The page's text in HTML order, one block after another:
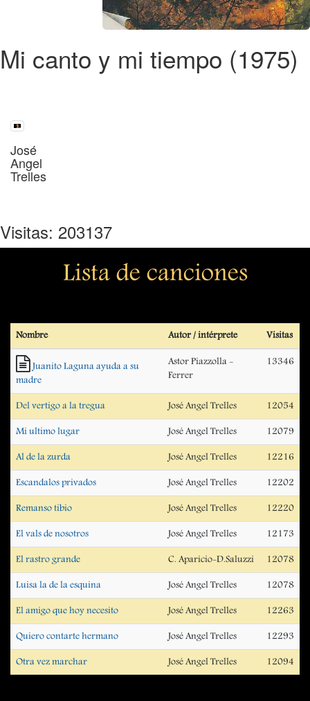
Mi canto y mi tiempo (1975)
José
Angel
Trelles
Visitas: 203137
Lista de canciones
Nombre Autor / intérprete Visitas
Juanito Laguna ayuda a su
madre
Astor Piazzolla -
Ferrer
13346
Del vertigo a la tregua José Angel Trelles 12054
Mi ultimo lugar José Angel Trelles 12079
Al de la zurda José Angel Trelles 12216
Escandalos privados José Angel Trelles 12202
Remanso tibio José Angel Trelles 12220
El vals de nosotros José Angel Trelles 12173
El rastro grande C. Aparicio-D.Saluzzi 12078
Luisa la de la esquina José Angel Trelles 12078
El amigo que hoy necesito José Angel Trelles 12263
Quiero contarte hermano José Angel Trelles 12293
Otra vez marchar José Angel Trelles 12094